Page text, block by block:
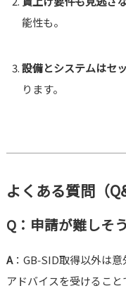
能性も。
設備とシステムはセ
ります。
よくある質問（
Q：申請が難しそ
A：GB‑SID取得以外は
アドバイスを受けるこ